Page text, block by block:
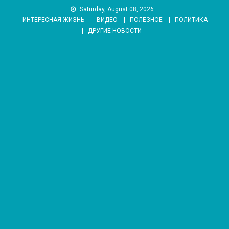
Saturday, August 08, 2026
ИНТЕРЕСНАЯ ЖИЗНЬ
ВИДЕО ПОЛЕЗНОЕ
ПОЛИТИКА
ДРУГИЕ НОВОСТИ